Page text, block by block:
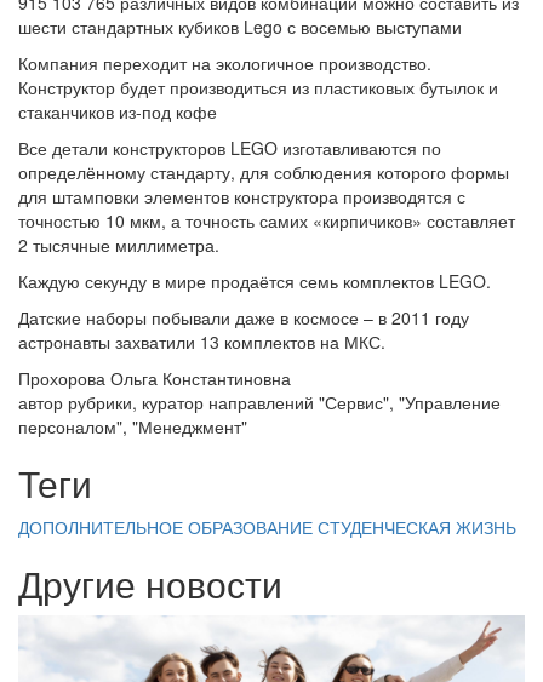
шести стандартных кубиков Lego с восемью выступами
Компания переходит на экологичное производство.
Конструктор будет производиться из пластиковых бутылок и
стаканчиков из-под кофе
Все детали конструкторов LEGO изготавливаются по
определённому стандарту, для соблюдения которого формы
для штамповки элементов конструктора производятся с
точностью 10 мкм, а точность самих «кирпичиков» составляет
2 тысячные миллиметра.
Каждую секунду в мире продаётся семь комплектов LEGO.
Датские наборы побывали даже в космосе – в 2011 году
астронавты захватили 13 комплектов на МКС.
Прохорова Ольга Константиновна
автор рубрики, куратор направлений "Сервис", "Управление
персоналом", "Менеджмент"
Теги
ДОПОЛНИТЕЛЬНОЕ ОБРАЗОВАНИЕ СТУДЕНЧЕСКАЯ ЖИЗНЬ
Другие новости